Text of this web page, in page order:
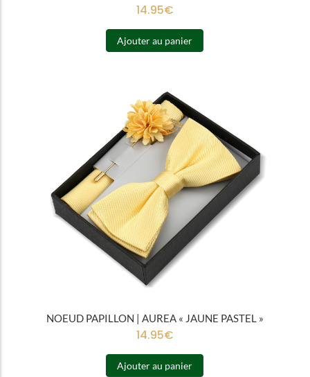
14.95€
Ajouter au panier
NOEUD PAPILLON | AUREA « JAUNE PASTEL »
14.95€
Ajouter au panier